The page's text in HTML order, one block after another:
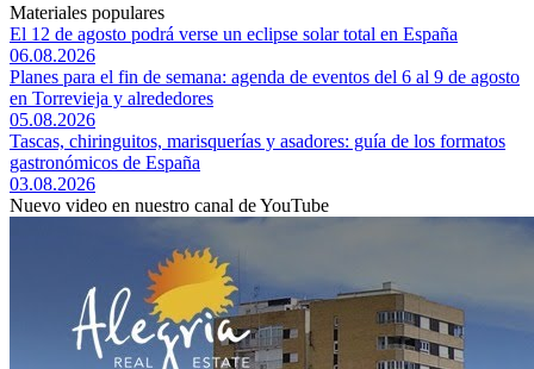
Materiales populares
El 12 de agosto podrá verse un eclipse solar total en España
06.08.2026
Planes para el fin de semana: agenda de eventos del 6 al 9 de agosto
en Torrevieja y alrededores
05.08.2026
Tascas, chiringuitos, marisquerías y asadores: guía de los formatos
gastronómicos de España
03.08.2026
Nuevo video en nuestro canal de YouTube